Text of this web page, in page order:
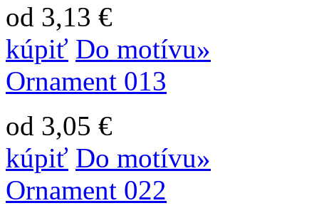
od 3,13 €
kúpiť Do motívu»
Ornament 013
od 3,05 €
kúpiť Do motívu»
Ornament 022